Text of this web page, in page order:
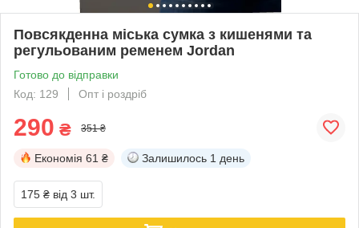
Повсякденна міська сумка з кишенями та
регульованим ременем Jordan
Готово до відправки
Код: 129
Опт і роздріб
290 ₴ 351 ₴
Економія 61 ₴ Залишилось 1 день
175 ₴ від 3 шт.